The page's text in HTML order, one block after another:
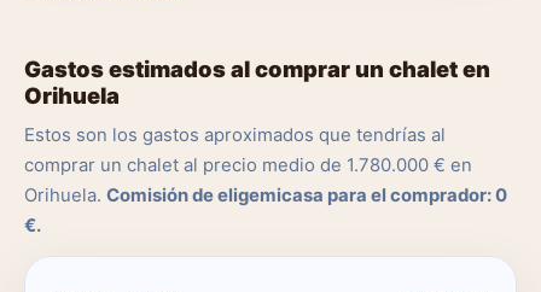
Gastos estimados al comprar un chalet en
Orihuela
Estos son los gastos aproximados que tendrías al
comprar un chalet al precio medio de 1.780.000 € en
Orihuela. Comisión de eligemicasa para el comprador: 0
€.